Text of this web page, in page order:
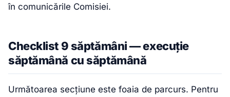
în comunicările Comisiei.
Checklist 9 săptămâni — execuție
săptămână cu săptămână
Următoarea secțiune este foaia de parcurs. Pentru